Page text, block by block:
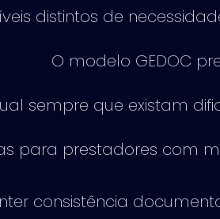
distintos de
O modelo GEDOC
sempre que existam
para prestadores com
consistência